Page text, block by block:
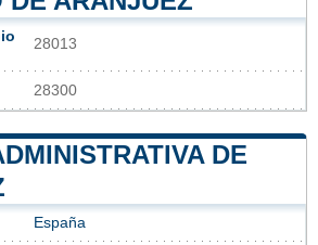
28013
28300
DE
España